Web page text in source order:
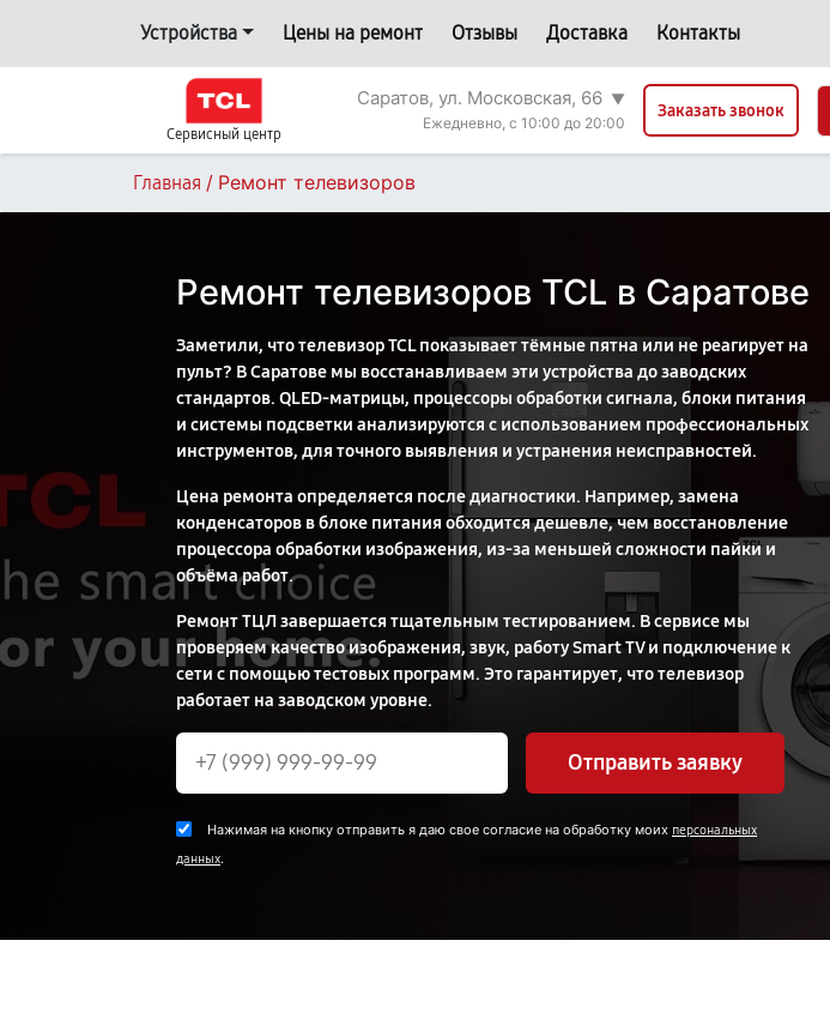
Устройства Цены на ремонт Отзывы Доставка Контакты
Сервисный центр
Саратов, ул. Московская, 66 ▼
Ежедневно, с 10:00 до 20:00
Заказать звонок
Главная / Ремонт телевизоров
Ремонт телевизоров TCL в Саратове
Заметили, что телевизор TCL показывает тёмные пятна или не реагирует на
пульт? В Саратове мы восстанавливаем эти устройства до заводских
стандартов. QLED-матрицы, процессоры обработки сигнала, блоки питания
и системы подсветки анализируются с использованием профессиональных
инструментов, для точного выявления и устранения неисправностей.
Цена ремонта определяется после диагностики. Например, замена
конденсаторов в блоке питания обходится дешевле, чем восстановление
процессора обработки изображения, из-за меньшей сложности пайки и
объёма работ.
Ремонт ТЦЛ завершается тщательным тестированием. В сервисе мы
проверяем качество изображения, звук, работу Smart TV и подключение к
сети с помощью тестовых программ. Это гарантирует, что телевизор
работает на заводском уровне.
Отправить заявку
Нажимая на кнопку отправить я даю свое согласие на обработку моих персональных
данных.